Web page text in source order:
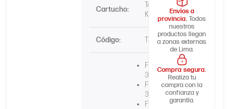
Cartucho:
Toner
Kyocera
Código: TK-352
FS-
3040MFP
FS-
3140MFP
FS-
Envíos a
provincia.Todos
nuestros
productos llegan
a zonas externas
de Lima.
Compra segura.
Realiza tu
compra con la
confianza y
garantía.